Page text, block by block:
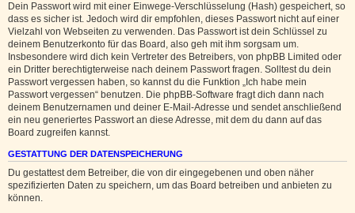
Dein Passwort wird mit einer Einwege-Verschlüsselung (Hash) gespeichert, so
dass es sicher ist. Jedoch wird dir empfohlen, dieses Passwort nicht auf einer
Vielzahl von Webseiten zu verwenden. Das Passwort ist dein Schlüssel zu
deinem Benutzerkonto für das Board, also geh mit ihm sorgsam um.
Insbesondere wird dich kein Vertreter des Betreibers, von phpBB Limited oder
ein Dritter berechtigterweise nach deinem Passwort fragen. Solltest du dein
Passwort vergessen haben, so kannst du die Funktion „Ich habe mein
Passwort vergessen“ benutzen. Die phpBB-Software fragt dich dann nach
deinem Benutzernamen und deiner E-Mail-Adresse und sendet anschließend
ein neu generiertes Passwort an diese Adresse, mit dem du dann auf das
Board zugreifen kannst.
GESTATTUNG DER DATENSPEICHERUNG
Du gestattest dem Betreiber, die von dir eingegebenen und oben näher
spezifizierten Daten zu speichern, um das Board betreiben und anbieten zu
können.